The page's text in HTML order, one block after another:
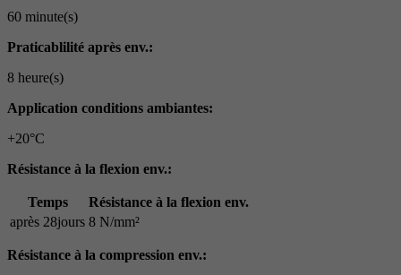
60 minute(s)
Praticablilité après env.:
8 heure(s)
Application conditions ambiantes:
+20°C
Résistance à la flexion env.:
Temps
Résistance à la flexion env.
après 28jours 8 N/mm²
Résistance à la compression env.: